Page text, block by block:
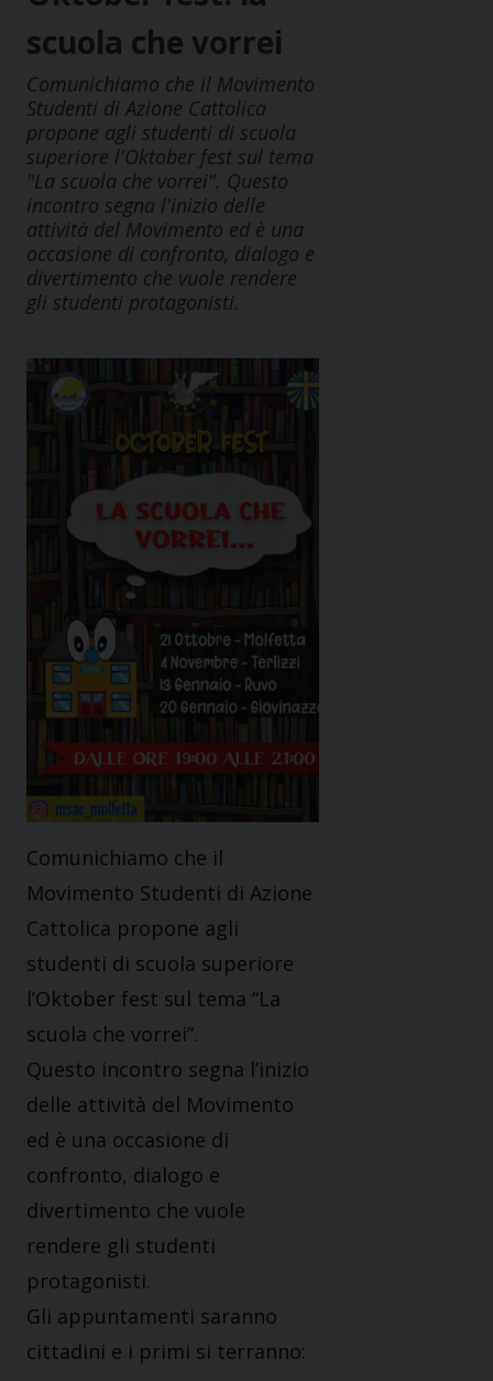
scuola che vorrei
Comunichiamo che il Movimento
Studenti di Azione Cattolica
propone agli studenti di scuola
superiore l'Oktober fest sul tema
"La scuola che vorrei". Questo
incontro segna l'inizio delle
attività del Movimento ed è una
occasione di confronto, dialogo e
divertimento che vuole rendere
gli studenti protagonisti.
Comunichiamo che il
Movimento Studenti di Azione
Cattolica propone agli
studenti di scuola superiore
l’Oktober fest sul tema “La
scuola che vorrei”.
Questo incontro segna l’inizio
delle attività del Movimento
ed è una occasione di
confronto, dialogo e
divertimento che vuole
rendere gli studenti
protagonisti.
Gli appuntamenti saranno
cittadini e i primi si terranno: